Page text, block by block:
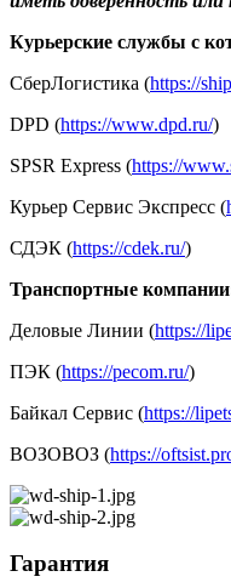
Курьерские службы с
СберЛогистика (https://
DPD (https://www.dpd.ru/)
SPSR Express (https://
Курьер Сервис Экспресс (
СДЭК (https://cdek.ru/)
Транспортные
Деловые Линии (https://
ПЭК (https://pecom.ru/)
Байкал Сервис (https://
ВОЗОВОЗ (https://
Гарантия